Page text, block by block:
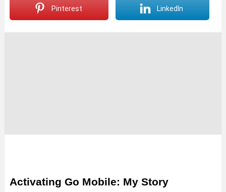
Pinterest LinkedIn
Activating Go Mobile: My Story